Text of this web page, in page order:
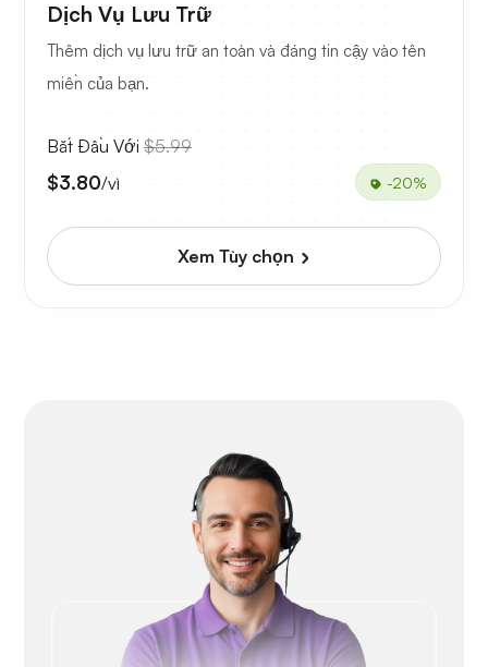
Dịch Vụ Lưu Trữ
Thêm dịch vụ lưu trữ an toàn và đáng tin cậy vào tên
miền của bạn.
Bắt Đầu Với $5.99
$3.80/vì -20%
Xem Tùy chọn